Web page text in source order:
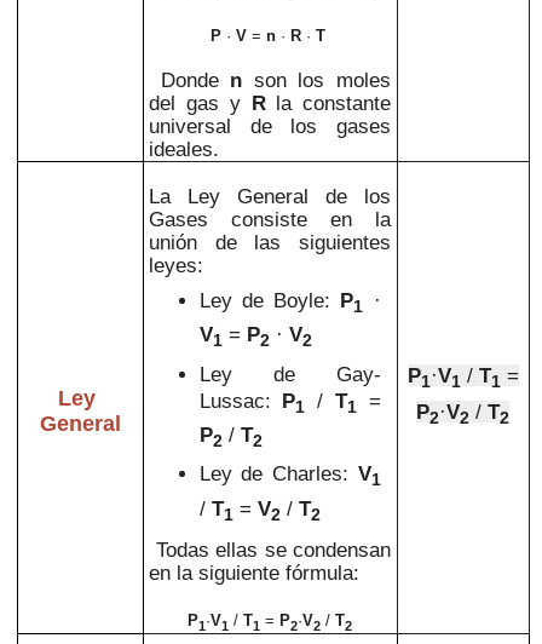
P · V = n · R · T
Donde n son los moles
del gas y R la constante
universal de los gases
ideales.
Ley
General
La Ley General de los
Gases consiste en la
unión de las siguientes
leyes:
Ley de Boyle: P1
·
V1 = P2 · V2
Ley de Gay-
Lussac: P1 / T1
=
P2 / T2
Ley de Charles: V1
/T1 = V2 / T2
Todas ellas se condensan
en la siguiente fórmula:
P1·V1 /T1 = P2·V2 /T2
P1·V1 /T1 =
P2·V2 /T2